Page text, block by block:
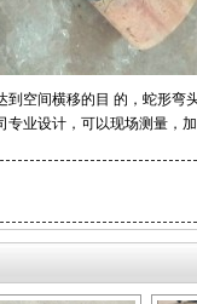
空间横移的目 的，蛇形弯
业设计，可以现场测量，